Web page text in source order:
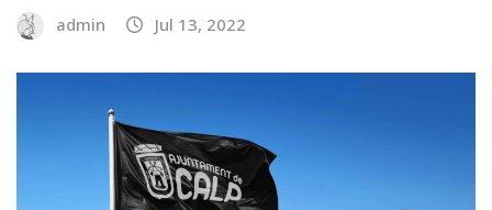
admin Jul 13, 2022